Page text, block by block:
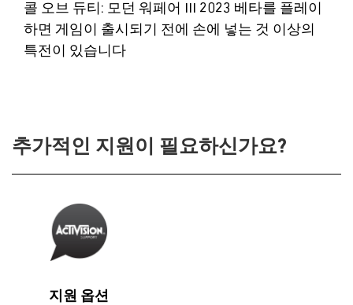
콜 오브 듀티: 모던 워페어 III 2023 베타를 플레이
하면 게임이 출시되기 전에 손에 넣는 것 이상의
특전이 있습니다
추가적인 지원이 필요하신가요?
지원 옵션